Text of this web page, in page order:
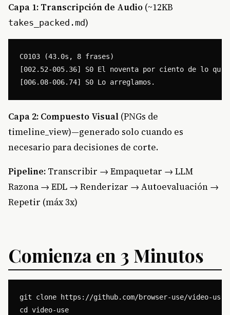
Capa 1: Transcripción de Audio (~12KB
takes_packed.md)
C0103 (43.0s, 8 frases)
[002.52-005.36] S0 El noventa por ciento de lo que
Capa 2: Compuesto Visual (PNGs de
timeline_view)—generado solo cuando es
necesario para decisiones de corte.
Pipeline: Transcribir → Empaquetar → LLM
Razona → EDL → Renderizar → Autoevaluación →
Repetir (máx 3x)
Comienza en 3 Minutos
git clone https://github.com/browser-use/video-use
cd video-use